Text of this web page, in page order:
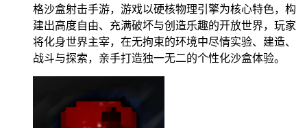
格沙盒射击手游，游戏以硬核物理引擎为核心特色，构
建出高度自由、充满破坏与创造乐趣的开放世界，玩家
将化身世界主宰，在无拘束的环境中尽情实验、建造、
战斗与探索，亲手打造独一无二的个性化沙盒体验。